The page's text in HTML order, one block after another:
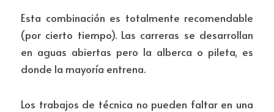
Esta combinación es totalmente recomendable
(por cierto tiempo). Las carreras se desarrollan
en aguas abiertas pero la alberca o pileta, es
donde la mayoría entrena.
Los trabajos de técnica no pueden faltar en una